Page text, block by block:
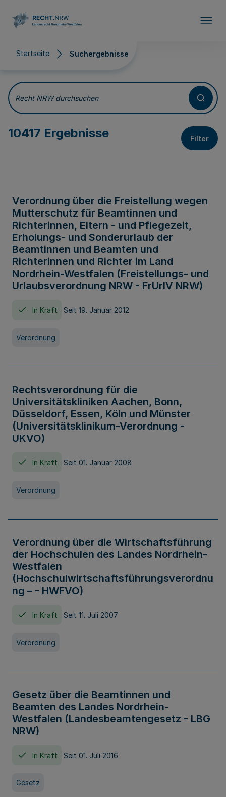
Startseite Suchergebnisse
Suchergebnisse
Recht NRW durchsuchen
10417 Ergebnisse Filter
Verordnung über die Freistellung wegen
Mutterschutz für Beamtinnen und
Richterinnen, Eltern - und Pflegezeit,
Erholungs- und Sonderurlaub der
Beamtinnen und Beamten und
Richterinnen und Richter im Land
Nordrhein-Westfalen (Freistellungs- und
Urlaubsverordnung NRW - FrUrlV NRW)
In Kraft Seit 19. Januar 2012
Verordnung
Rechtsverordnung für die
Universitätskliniken Aachen, Bonn,
Düsseldorf, Essen, Köln und Münster
(Universitätsklinikum-Verordnung -
UKVO)
In Kraft Seit 01. Januar 2008
Verordnung
Verordnung über die Wirtschaftsführung
der Hochschulen des Landes Nordrhein-
Westfalen
(Hochschulwirtschaftsführungsverordnu
ng – - HWFVO)
In Kraft Seit 11. Juli 2007
Verordnung
Gesetz über die Beamtinnen und
Beamten des Landes Nordrhein-
Westfalen (Landesbeamtengesetz - LBG
NRW)
In Kraft Seit 01. Juli 2016
Gesetz